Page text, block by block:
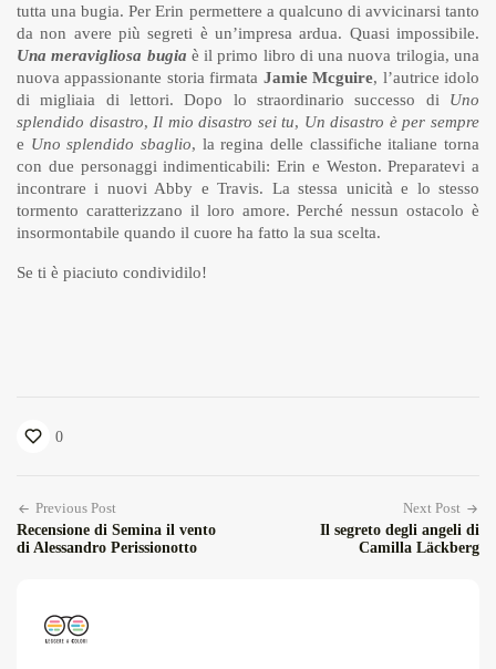
tutta una bugia. Per Erin permettere a qualcuno di avvicinarsi tanto
da non avere più segreti è un’impresa ardua. Quasi impossibile.
Una meravigliosa bugia è il primo libro di una nuova trilogia, una
nuova appassionante storia firmata Jamie Mcguire, l’autrice idolo
di migliaia di lettori. Dopo lo straordinario successo di Uno
splendido disastro, Il mio disastro sei tu, Un disastro è per sempre
e Uno splendido sbaglio, la regina delle classifiche italiane torna
con due personaggi indimenticabili: Erin e Weston. Preparatevi a
incontrare i nuovi Abby e Travis. La stessa unicità e lo stesso
tormento caratterizzano il loro amore. Perché nessun ostacolo è
insormontabile quando il cuore ha fatto la sua scelta.
Se ti è piaciuto condividilo!
0
Previous Post
Recensione di Semina il vento
di Alessandro Perissionotto
Next Post
Il segreto degli angeli di
Camilla Läckberg